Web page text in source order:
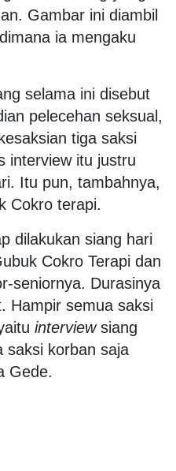
Gambar ini diambil
ia mengaku
selama ini disebut
pelecehan seksual,
tiga saksi
interview itu justru
Itu pun, tambahnya,
Cokro terapi.
dilakukan siang hari
Cokro Terapi dan
seniornya. Durasinya
Hampir semua saksi
interviewsiang
saksi korban saja
Gede.